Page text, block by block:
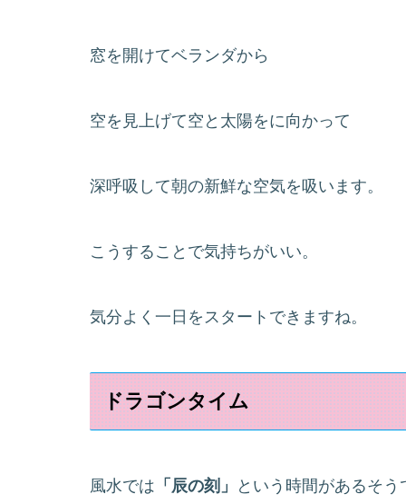
窓を開けてベランダから
空を見上げて空と太陽をに向かって
深呼吸して朝の新鮮な空気を吸います。
こうすることで気持ちがいい。
気分よく一日をスタートできますね。
ドラゴンタイム
風水では 「辰の刻」 という時間があるそう